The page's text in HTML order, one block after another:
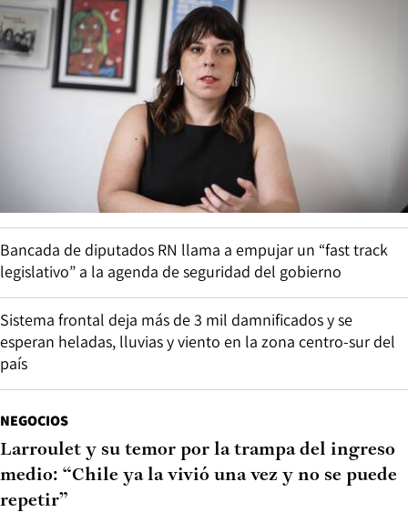
Bancada de diputados RN llama a empujar un “fast track
legislativo” a la agenda de seguridad del gobierno
Sistema frontal deja más de 3 mil damnificados y se
esperan heladas, lluvias y viento en la zona centro-sur del
país
NEGOCIOS
Larroulet y su temor por la trampa del ingreso
medio: “Chile ya la vivió una vez y no se puede
repetir”